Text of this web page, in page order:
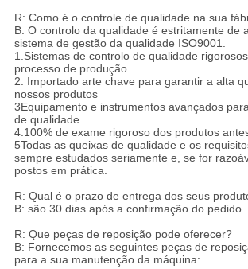
R: Como é o controle de qualidade na sua
B: O controlo da qualidade é estritamente de
sistema de gestão da qualidade ISO9001.
1.Sistemas de controlo de qualidade
processo de produção
2. Importado arte chave para garantir a alta
nossos produtos
3Equipamento e instrumentos avançados
de qualidade
4.100% de exame rigoroso dos produtos
5Todas as queixas de qualidade e os
sempre estudados seriamente e, se for
postos em prática.
R: Qual é o prazo de entrega dos seus
B: são 30 dias após a confirmação do pedido
R: Que peças de reposição pode oferecer?
B: Fornecemos as seguintes peças de
para a sua manutenção da máquina: